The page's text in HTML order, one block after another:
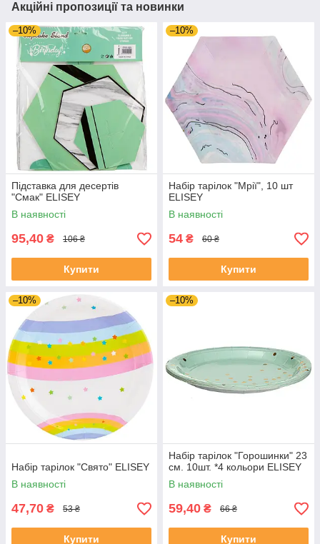
Акційні пропозиції та новинки
–10%
Підставка для десертів
"Смак" ELISEY
В наявності
95,40 ₴ 106 ₴
Купити
–10%
Набір тарілок "Мрії", 10 шт
ELISEY
В наявності
54 ₴ 60 ₴
Купити
–10%
Набір тарілок "Свято" ELISEY
В наявності
47,70 ₴ 53 ₴
Купити
–10%
Набір тарілок "Горошинки" 23
см. 10шт. *4 кольори ELISEY
В наявності
59,40 ₴ 66 ₴
Купити